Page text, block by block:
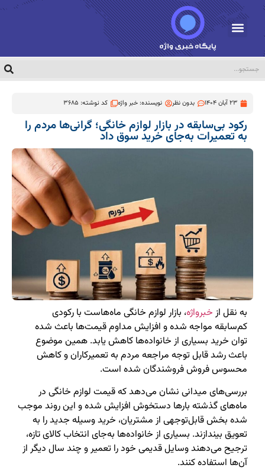
23 آبان 1404 بدون نظر نویسنده:خبر واژه کد نوشته: 3685
رکود بی‌سابقه در بازار لوازم خانگی؛ گرانی‌ها مردم را
به تعمیرات به‌جای خرید سوق داد
به نقل از خبرواژه، بازار لوازم خانگی ماه‌هاست با رکودی
کم‌سابقه مواجه شده و افزایش مداوم قیمت‌ها باعث شده
توان خرید بسیاری از خانواده‌ها کاهش یابد. همین موضوع
باعث رشد قابل توجه مراجعه مردم به تعمیرکاران و کاهش
محسوس فروش فروشندگان شده است.
بررسی‌های میدانی نشان می‌دهد که قیمت لوازم خانگی در
ماه‌های گذشته بارها دستخوش افزایش شده و این روند موجب
شده بخش قابل‌توجهی از مشتریان، خرید وسیله جدید را به
تعویق بیندازند. بسیاری از خانواده‌ها به‌جای انتخاب کالای تازه،
ترجیح می‌دهند وسایل قدیمی خود را تعمیر و چند سال دیگر از
آن‌ها استفاده کنند.